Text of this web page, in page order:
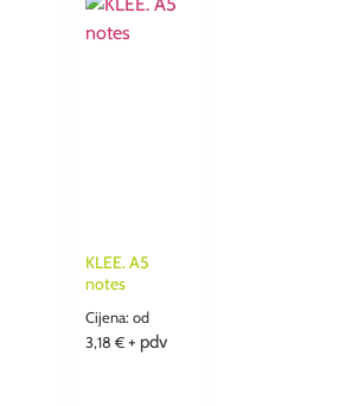
KLEE. A5
notes
Cijena: od
3,18 € + pdv